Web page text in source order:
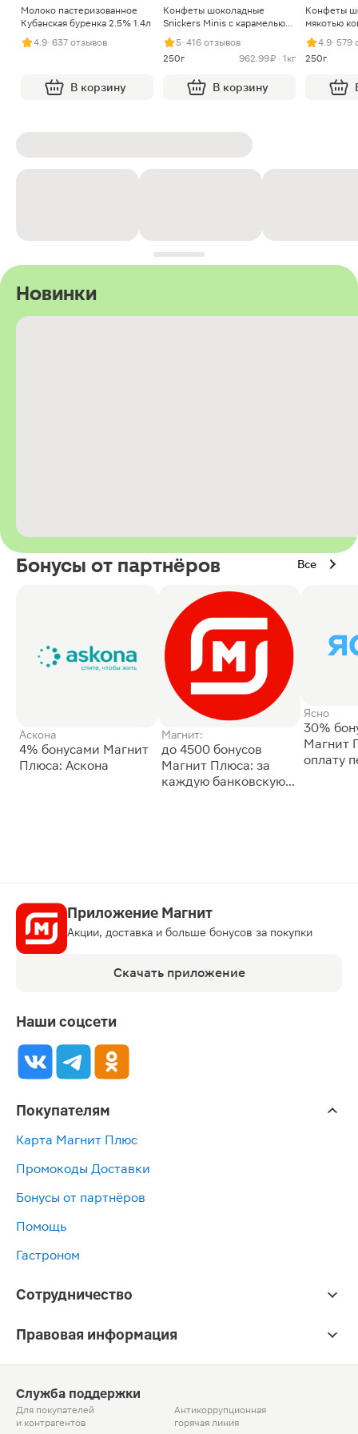
Молоко пастеризованное
Кубанская буренка 2.5% 1.4л
4.9· 637 отзывов
В корзину
Конфеты шоколадные
Snickers Minis с карамелью
арахисом и нугой
5· 416 отзывов
250г
962.99 ₽ · 1кг
В корзину
Конфеты
мякотью
4.9· 579
250г
Новинки
Бонусы от партнёров Все
Аскона
4% бонусами Магнит
Плюса: Аскона
Магнит:
до 4500 бонусов
Магнит Плюса: за
каждую банковскую
Ясно
30%
Магнит
оплату
Приложение Магнит
Акции, доставка и больше бонусов за покупки
Скачать приложение
Наши соцсети
Покупателям
Карта Магнит Плюс
Промокоды Доставки
Бонусы от партнёров
Помощь
Гастроном
Сотрудничество
Правовая информация
Служба поддержки
Для покупателей
и контрагентов
Антикоррупционная
горячая линия